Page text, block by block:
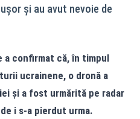
și au avut nevoie de
a confirmat că, în timpul
ucrainene, o dronă a
și a fost urmărită pe radar
i s-a pierdut urma.